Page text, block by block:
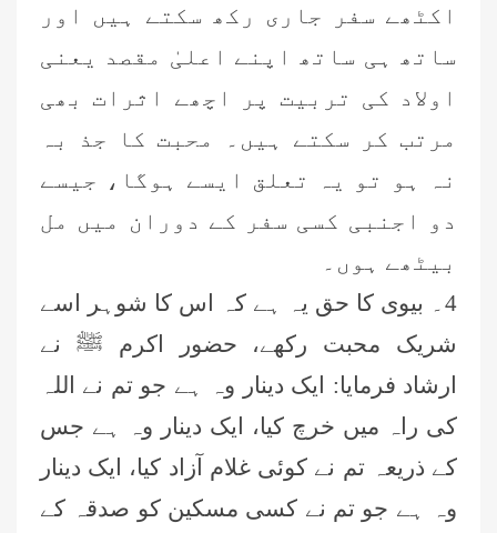
اکٹھے سفر جاری رکھ سکتے ہیں اور
ساتھ ہی ساتھ اپنے اعلیٰ مقصد یعنی
اولاد کی تربیت پر اچھے اثرات بھی
مرتب کر سکتے ہیں۔ محبت کا جذ بہ
نہ ہو تو یہ تعلق ایسے ہوگا، جیسے
دو اجنبی کسی سفر کے دوران میں مل
بیٹھے ہوں۔
4۔ بیوی کا حق یہ ہے کہ اس کا شوہر اسے
شریک محبت رکھے، حضور اکرم ﷺ نے
ارشاد فرمایا: ایک دینار وہ ہے جو تم نے اللہ
کی راہ میں خرچ کیا، ایک دینار وہ ہے جس
کے ذریعہ تم نے کوئی غلام آزاد کیا، ایک دینار
وہ ہے جو تم نے کسی مسکین کو صدقہ کے